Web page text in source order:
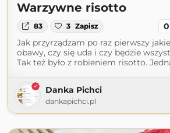
Warzywne risotto
83 3 Zapisz 0
Jak przyrządzam po raz pierwszy
obawy, czy się uda i czy będzie
Tak też było z robieniem risotto.
Danka Pichci
dankapichci.pl